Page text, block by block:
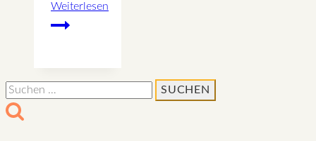
Weiterlesen
Das
Suchen
nach: